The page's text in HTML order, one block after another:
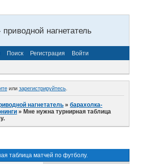
нагнетатель
Поиск Регистрация Войти
или зарегистрируйтесь.
нагнетатель »барахолка-
»Мне нужна турнирная таблица
таблица матчей по футболу.